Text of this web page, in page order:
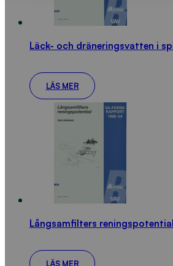
Läck- och dräneringsvatten i
LÄS MER
Långsamfilters reningspotential
LÄS MER